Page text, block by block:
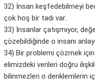
32) İnsan keşfedebilmeyi
çok hoş bir tadı var.
33) İnsanlar çatışmıyor,
çözebildiğinde o insanı
34) Bir problemi çözmek için
elimizdeki verileri doğru
bilinmezleri o denklemlerin